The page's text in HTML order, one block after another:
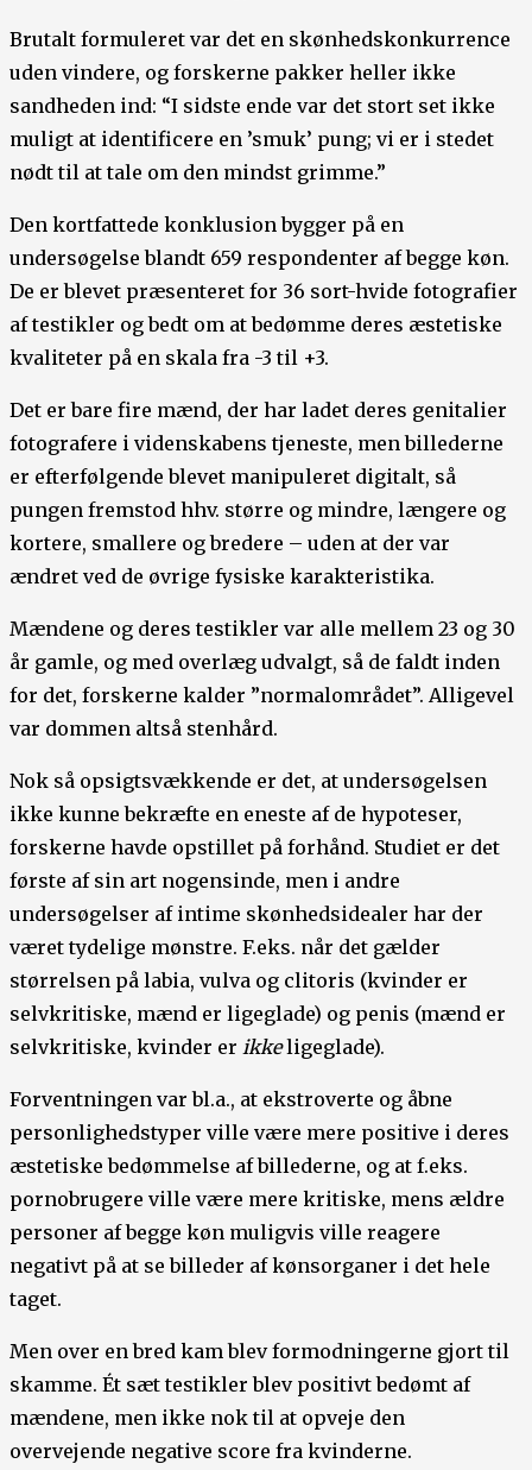
Brutalt formuleret var det en skønhedskonkurrence
uden vindere, og forskerne pakker heller ikke
sandheden ind: “I sidste ende var det stort set ikke
muligt at identificere en ’smuk’ pung; vi er i stedet
nødt til at tale om den mindst grimme.”
Den kortfattede konklusion bygger på en
undersøgelse blandt 659 respondenter af begge køn.
De er blevet præsenteret for 36 sort-hvide fotografier
af testikler og bedt om at bedømme deres æstetiske
kvaliteter på en skala fra -3 til +3.
Det er bare fire mænd, der har ladet deres genitalier
fotografere i videnskabens tjeneste, men billederne
er efterfølgende blevet manipuleret digitalt, så
pungen fremstod hhv. større og mindre, længere og
kortere, smallere og bredere – uden at der var
ændret ved de øvrige fysiske karakteristika.
Mændene og deres testikler var alle mellem 23 og 30
år gamle, og med overlæg udvalgt, så de faldt inden
for det, forskerne kalder ”normalområdet”. Alligevel
var dommen altså stenhård.
Nok så opsigtsvækkende er det, at undersøgelsen
ikke kunne bekræfte en eneste af de hypoteser,
forskerne havde opstillet på forhånd. Studiet er det
første af sin art nogensinde, men i andre
undersøgelser af intime skønhedsidealer har der
været tydelige mønstre. F.eks. når det gælder
størrelsen på labia, vulva og clitoris (kvinder er
selvkritiske, mænd er ligeglade) og penis (mænd er
selvkritiske, kvinder er ikkeligeglade).
Forventningen var bl.a., at ekstroverte og åbne
personlighedstyper ville være mere positive i deres
æstetiske bedømmelse af billederne, og at f.eks.
pornobrugere ville være mere kritiske, mens ældre
personer af begge køn muligvis ville reagere
negativt på at se billeder af kønsorganer i det hele
taget.
Men over en bred kam blev formodningerne gjort til
skamme. Ét sæt testikler blev positivt bedømt af
mændene, men ikke nok til at opveje den
overvejende negative score fra kvinderne.